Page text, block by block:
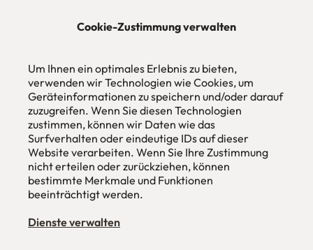
Cookie-Zustimmung verwalten
Um Ihnen ein optimales Erlebnis zu bieten,
verwenden wir Technologien wie Cookies, um
Geräteinformationen zu speichern und/oder darauf
zuzugreifen. Wenn Sie diesen Technologien
zustimmen, können wir Daten wie das
Surfverhalten oder eindeutige IDs auf dieser
Website verarbeiten. Wenn Sie Ihre Zustimmung
nicht erteilen oder zurückziehen, können
bestimmte Merkmale und Funktionen
beeinträchtigt werden.
Dienste verwalten
Individuelles Wohndesign
ohne Mehrpreis nach Maß
Hans Pinsel-Str. 1
im DreierHaus
85540Haar / München
089 / 420 44 535
Fax
089 / 456 00 646
E-Mail
mail@urbana-moebel.de
Öffnungszeiten des
Montag bis Freitag 09:30 — 18:30 Uhr
Samstag 09:30 -16:00 Uhr